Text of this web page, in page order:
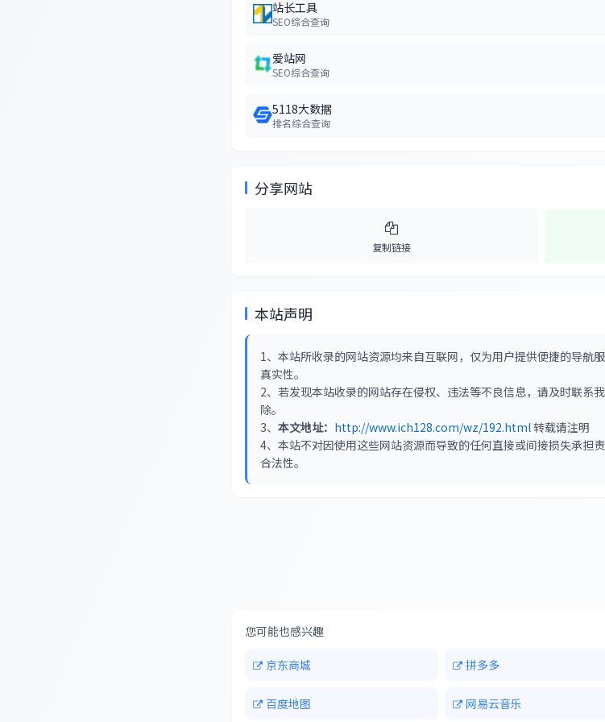
站长工具
SEO综合查询
爱站网
SEO综合查询
5118大数据
排名综合查询
分享网站
复制链接
本站声明
1、本站所收录的网站资源均来自互联网，仅为用户提供便捷的导航
真实性。
2、若发现本站收录的网站存在侵权、违法等不良信息，请及时联系
除。
3、 本文地址： http://www.ich128.com/wz/192.html转载请注明
4、本站不对因使用这些网站资源而导致的任何直接或间接损失承担
合法性。
您可能也感兴趣
京东商城 拼多多
百度地图 网易云音乐